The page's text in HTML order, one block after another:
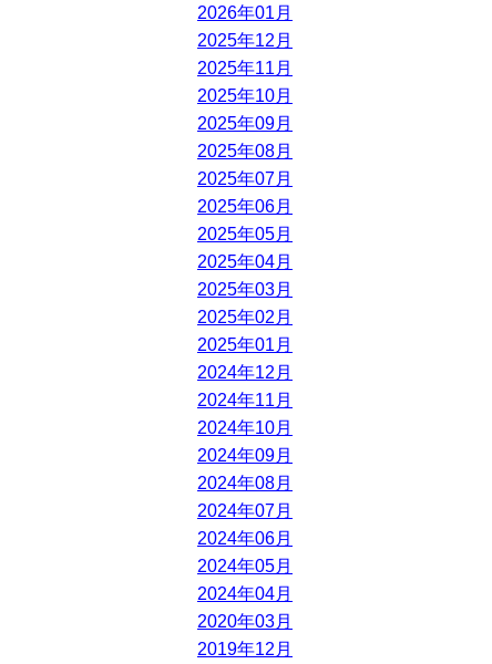
2026年01月
2025年12月
2025年11月
2025年10月
2025年09月
2025年08月
2025年07月
2025年06月
2025年05月
2025年04月
2025年03月
2025年02月
2025年01月
2024年12月
2024年11月
2024年10月
2024年09月
2024年08月
2024年07月
2024年06月
2024年05月
2024年04月
2020年03月
2019年12月